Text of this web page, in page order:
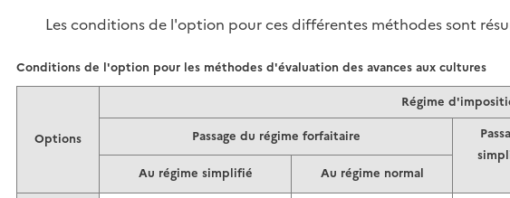
Les conditions de l'option pour ces différentes méthodes sont
Options
Régime
Passage du régime forfaitaire
Au régime simplifié
Au régime normal
Conditions de l'option pour les méthodes d'évaluation des avances aux cultures